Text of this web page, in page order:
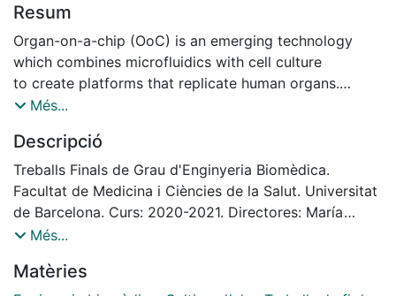
Resum
Organ-on-a-chip (OoC) is an emerging technology
which combines microfluidics with cell culture
to create platforms that replicate human organs.
These predictive models are used to understand
treatments. Being the small intestine the
largest interface between the environment and the
human organism and one of the most important
organs involved in drug metabolism, there is an
increasing interest from researchers and the
models. However, currently available gut-ona-
Més...
Descripció
Treballs Finals de Grau d'Enginyeria Biomèdica.
Facultat de Medicina i Ciències de la Salut. Universitat
de Barcelona. Curs: 2020-2021. Directores: María
García Díaz & Núria Torras Andrés. Tutora: Elena
Més...
Matèries